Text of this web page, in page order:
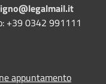
+39 0342 991111
appuntamento